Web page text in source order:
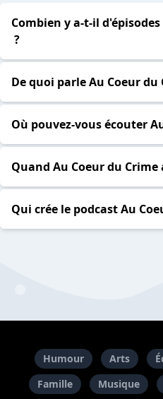
Combien y a-t-il
?
De quoi parle Au Coeur du
Où pouvez-vous écouter
Quand Au Coeur du
Qui crée le podcast Au
Humour Arts
Famille
Musique